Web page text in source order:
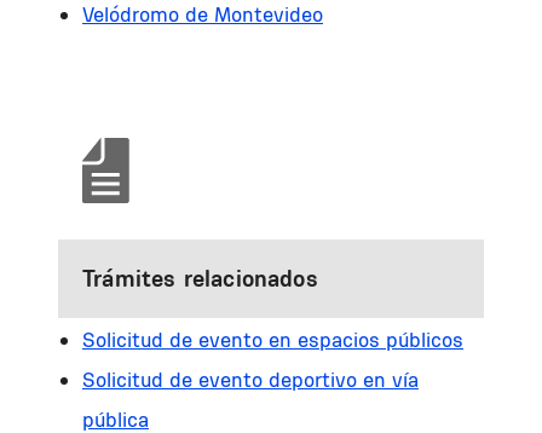
Velódromo de Montevideo
Trámites relacionados
Solicitud de evento en espacios públicos
Solicitud de evento deportivo en vía
pública